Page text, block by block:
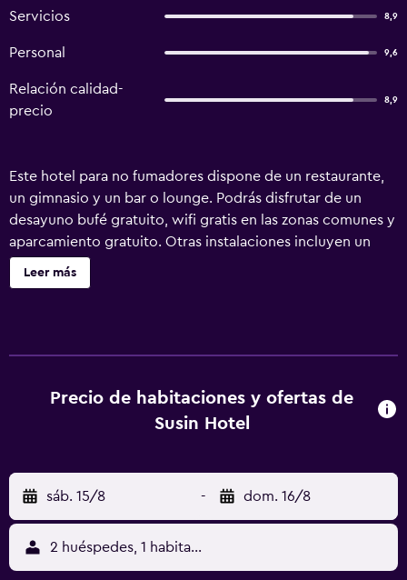
Servicios 8,9
Personal 9,6
Relación calidad-
precio
8,9
Este hotel para no fumadores dispone de un restaurante,
un gimnasio y un bar o lounge. Podrás disfrutar de un
desayuno bufé gratuito, wifi gratis en las zonas comunes y
aparcamiento gratuito. Otras instalaciones incluyen un
bar-cafetería, una sauna y un centro de negocios. No se
ofrece servicio de limpieza. Susin Hotel ofrece 78
gratuitos y secador de pelo. Este hotel en Mafra ofrece
acceso a Internet wifi gratis. Los servicios para las
plancha y cortinas opacas. Los servicios de ocio y
esparcimiento en este hotel incluyen sauna y gimnasio. Se
pueden practicar las actividades de ocio y esparcimiento
que se indican más abajo en las instalaciones o cerca del
alojamiento (es posible que se aplique un recargo).
Leer más
Precio de habitaciones y ofertas de
Susin Hotel
sáb. 15/8 - dom. 16/8
2 huéspedes, 1 habitación